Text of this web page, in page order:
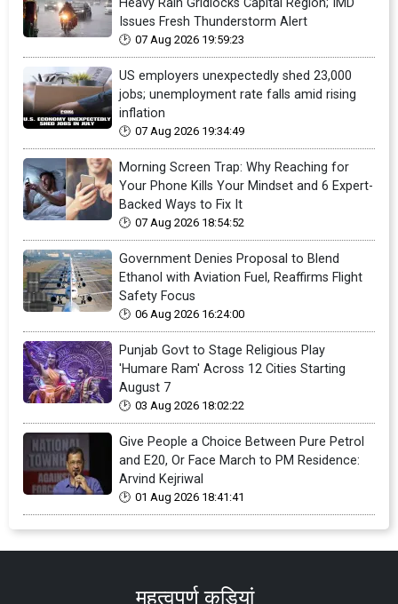
Issues Fresh Thunderstorm Alert
07 Aug 2026 19:59:23
US employers unexpectedly shed 23,000
jobs; unemployment rate falls amid rising
inflation
07 Aug 2026 19:34:49
Morning Screen Trap: Why Reaching for
Your Phone Kills Your Mindset and 6 Expert-
Backed Ways to Fix It
07 Aug 2026 18:54:52
Government Denies Proposal to Blend
Ethanol with Aviation Fuel, Reaffirms Flight
Safety Focus
06 Aug 2026 16:24:00
Punjab Govt to Stage Religious Play
'Humare Ram' Across 12 Cities Starting
August 7
03 Aug 2026 18:02:22
Give People a Choice Between Pure Petrol
and E20, Or Face March to PM Residence:
Arvind Kejriwal
01 Aug 2026 18:41:41
महत्वपूर्ण कड़ियां